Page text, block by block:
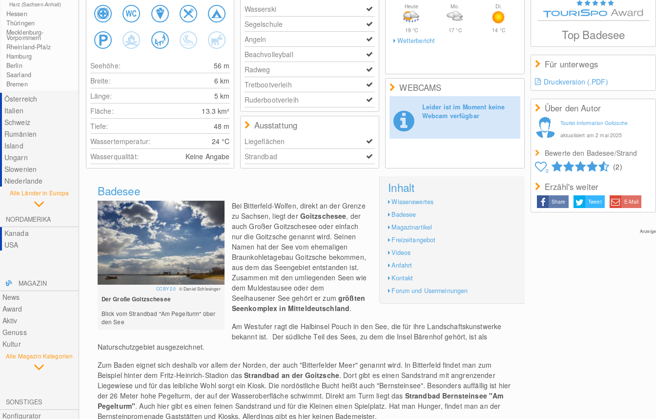
Harz (Sachsen-Anhalt)
Hessen
Thüringen
Mecklenburg-
Vorpommern
Rheinland-Pfalz
Hamburg
Berlin
Saarland
Bremen
Österreich
Italien
Schweiz
Rumänien
Island
Ungarn
Slowenien
Niederlande
Alle Länder in Europa
NORDAMERIKA
Kanada
USA
MAGAZIN
News
Award
Aktiv
Genuss
Kultur
Alle Magazin Kategorien
SONSTIGES
Konfigurator
Top Badesee
Für unterwegs
Druckversion (.PDF)
Über den Autor
Tourist-Information Goitzsche
aktualisiert am 2 mai 2025
Bewerte den Badesee/Strand
0 (2)
Erzähl's weiter
Share Tweet E-Mail
Anzeige
Seehöhe: 56 m
Breite:
6km
Länge:
5km
Fläche:
13.3km²
Tiefe:
48 m
Wassertemperatur:
24°C
Wasserqualität:
Keine Angabe
Wasserski
Segelschule
Angeln
Beachvolleyball
Radweg
Tretbootverleih
Ruderbootverleih
Ausstattung
Liegeflächen
Strandbad
Heute
19°C
Mo.
17°C
Di.
14 °C
Wetterbericht
WEBCAMS
Leider ist im Moment keine
Webcam verfügbar
Inhalt
Wissenswertes
Badesee
Magazinartikel
Freizeitangebot
Videos
Anfahrt
Kontakt
Forum und Usermeinungen
Badesee
CC BY 2.0 © Daniel Schlesinger
Der Große Goitzschesee
Blick vom Strandbad "Am Pegelturm" über
den See
Bei Bitterfeld-Wolfen, direkt an der Grenze
zu Sachsen, liegt der Goitzschesee, der
auch Großer Goitzschesee oder einfach
nur die Goitzsche genannt wird. Seinen
Namen hat der See vom ehemaligen
Braunkohletagebau Goitzsche bekommen,
aus dem das Seengebiet entstanden ist.
Zusammen mit den umliegenden Seen wie
dem Muldestausee oder dem
Seelhausener See gehört er zumgrößten
Seenkomplex in Mitteldeutschland.
Am Westufer ragt die Halbinsel Pouch in den See, die für ihre Landschaftskunstwerke
bekannt ist. Der südliche Teil des Sees, zu dem die Insel Bärenhof gehört, ist als
Naturschutzgebiet ausgezeichnet.
Zum Baden eignet sich deshalb vor allem der Norden, der auch "Bitterfelder Meer" genannt wird. In Bitterfeld findet man zum
Beispiel hinter dem Fritz-Heinrich-Stadion dasStrandbad an der Goitzsche. Dort gibt es einen Sandstrand mit angrenzender
Liegewiese und für das leibliche Wohl sorgt ein Kiosk. Die nordöstliche Bucht heißt auch "Bernsteinsee". Besonders auffällig ist hier
der 26 Meter hohe Pegelturm, der auf der Wasseroberfläche schwimmt. Direkt am Turm liegt das Strandbad Bernsteinsee "Am
Pegelturm". Auch hier gibt es einen feinen Sandstrand und für die Kleinen einen Spielplatz. Hat man Hunger, findet man an der
Bernsteinpromenade Gaststätten und Kiosks. Allerdings gibt es hier keinen Bademeister.